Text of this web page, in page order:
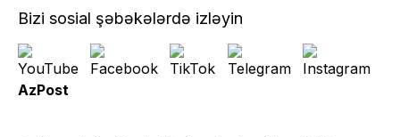
Bizi sosial şəbəkələrdə izləyin
AzPost